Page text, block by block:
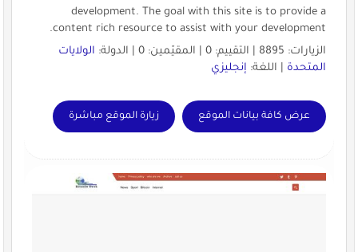
development. The goal with this site is to provide a
content rich resource to assist with your development.
الزيارات: 8895 | التقييم: 0 | المقيّمين: 0 | الدولة:
الولايات
المتحدة| اللغة: إنجليزي
عرض كافة بيانات الموقع زيارة الموقع مباشرة